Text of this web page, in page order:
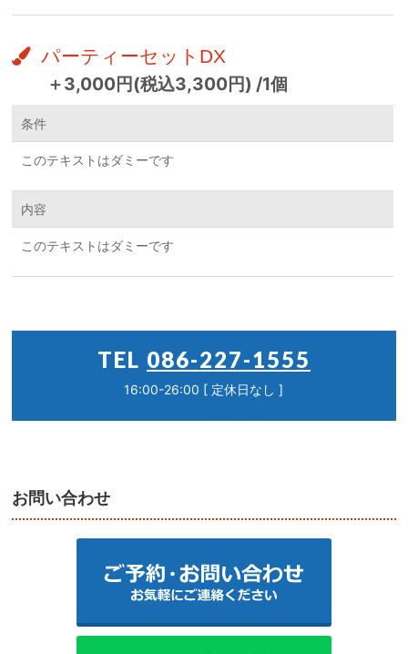
パーティーセットDX
＋3,000円(税込3,300円) /1個
条件
このテキストはダミーです
内容
このテキストはダミーです
TEL 086-227-1555
16:00-26:00 [ 定休日なし ]
お問い合わせ